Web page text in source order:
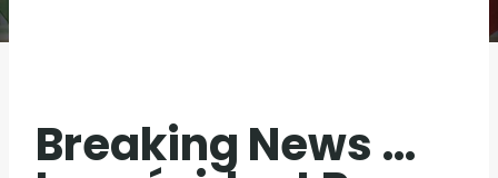
Breaking News …